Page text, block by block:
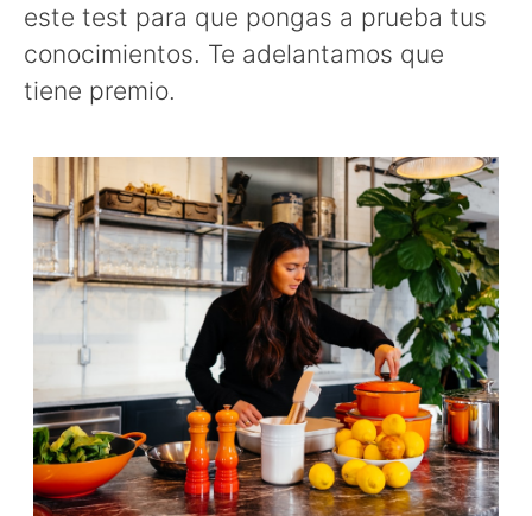
este test para que pongas a prueba tus
conocimientos. Te adelantamos que
tiene premio.